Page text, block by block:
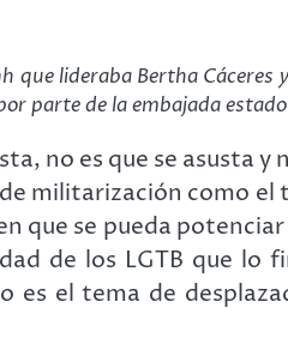
que lideraba Bertha
parte de la embajada
no es que se asusta
militarización como
que se pueda
de los LGTB que lo
es el tema de